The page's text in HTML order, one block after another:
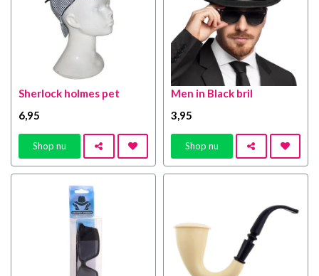
Sherlock holmes pet
6,95
Shop nu
Men in Black bril
3,95
Shop nu